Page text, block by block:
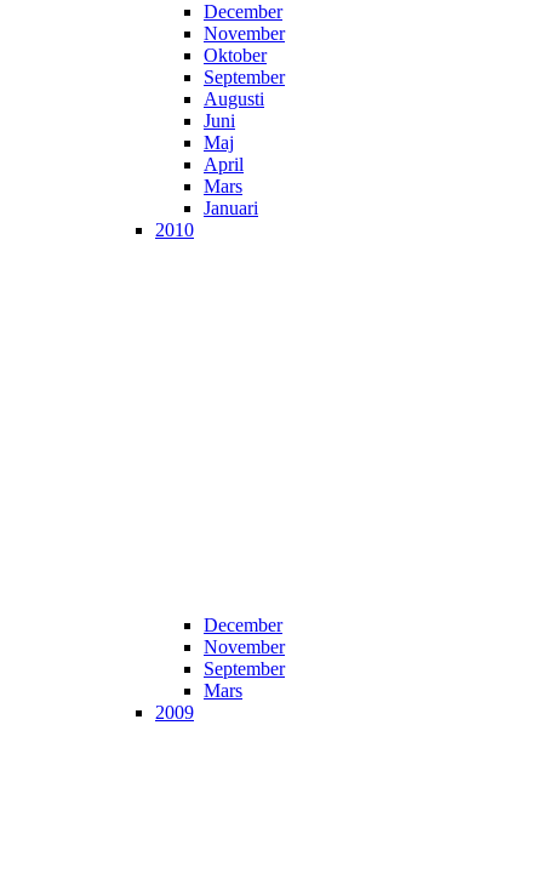
December
November
Oktober
September
Augusti
Juni
Maj
April
Mars
Januari
2010
December
November
September
Mars
2009